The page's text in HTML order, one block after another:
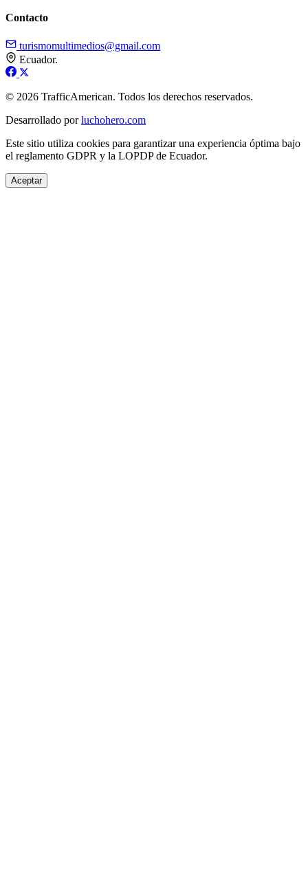
Contacto
turismomultimedios@gmail.com
Ecuador.
© 2026 TrafficAmerican. Todos los derechos reservados.
Desarrollado porluchohero.com
Este sitio utiliza cookies para garantizar una experiencia óptima bajo
el reglamento GDPR y la LOPDP de Ecuador.
Aceptar